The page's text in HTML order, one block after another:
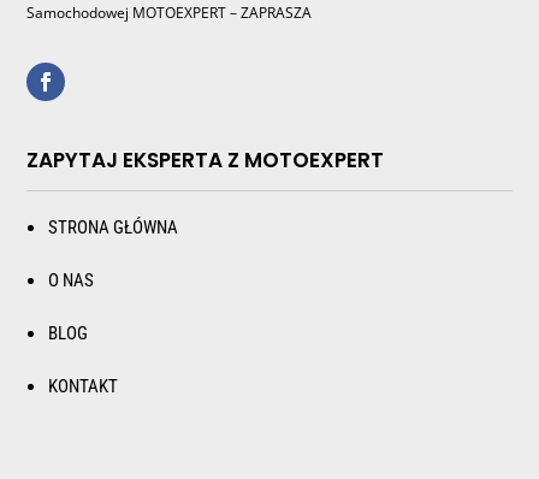
Samochodowej MOTOEXPERT – ZAPRASZA
ZAPYTAJ EKSPERTA Z MOTOEXPERT
STRONA GŁÓWNA
O NAS
BLOG
KONTAKT